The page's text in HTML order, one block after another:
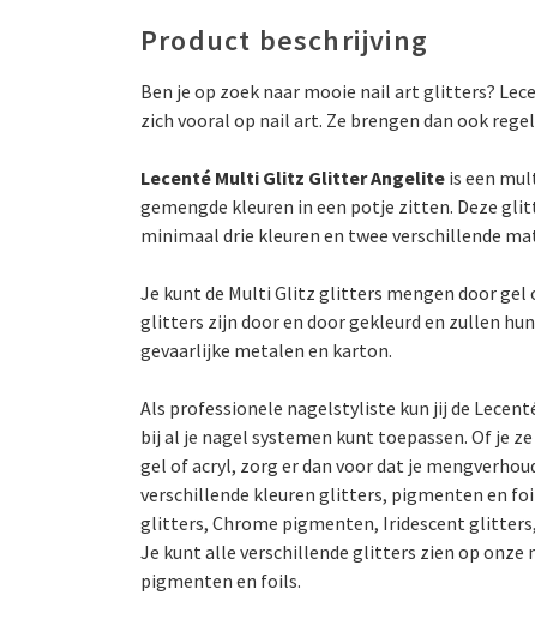
Product beschrijving
Ben je op zoek naar mooie nail art glitters?
zich vooral op nail art. Ze brengen dan ook
Lecenté Multi Glitz Glitter Angelite is een
gemengde kleuren in een potje zitten. Deze
minimaal drie kleuren en twee verschillende
Je kunt de Multi Glitz glitters mengen door gel
glitters zijn door en door gekleurd en zullen
gevaarlijke metalen en karton.
Als professionele nagelstyliste kun jij de
bij al je nagel systemen kunt toepassen. Of je
gel of acryl, zorg er dan voor dat je
verschillende kleuren glitters, pigmenten en
glitters, Chrome pigmenten, Iridescent
Je kunt alle verschillende glitters zien op onze
pigmenten en foils.